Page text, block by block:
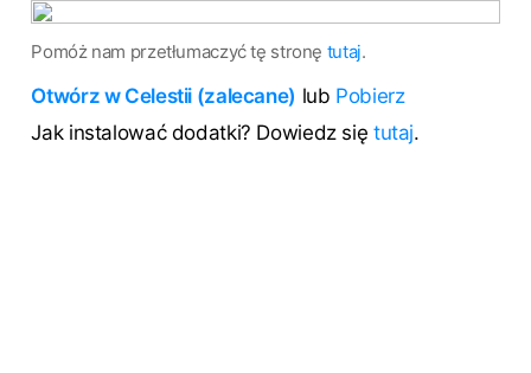
Pomóż nam przetłumaczyć tę stronę tutaj.
Otwórz w Celestii (zalecane) lub Pobierz
Jak instalować dodatki? Dowiedz się tutaj.